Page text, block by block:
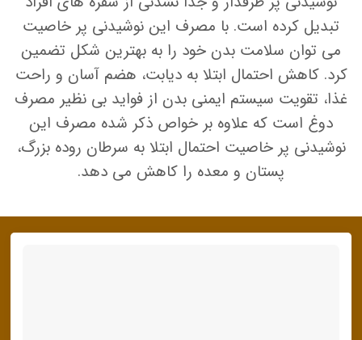
شیر
دوغ
ماست
پنیر
پنیر پیتزا
خامه
تمیس
پنیر
دوغ
رسانه
مجله آشپزی دوماس
تبدیل کرده است. با مصرف این نوشیدنی پر خاصیت
می توان سلامت بدن خود را به بهترین شکل تضمین
کرد. کاهش احتمال ابتلا به دیابت، هضم آسان و راحت
غذا، تقویت سیستم ایمنی بدن از فواید بی نظیر مصرف
دوغ است که علاوه بر خواص ذکر شده مصرف این
نوشیدنی پر خاصیت احتمال ابتلا به سرطان روده بزرگ،
پستان و معده را کاهش می دهد.